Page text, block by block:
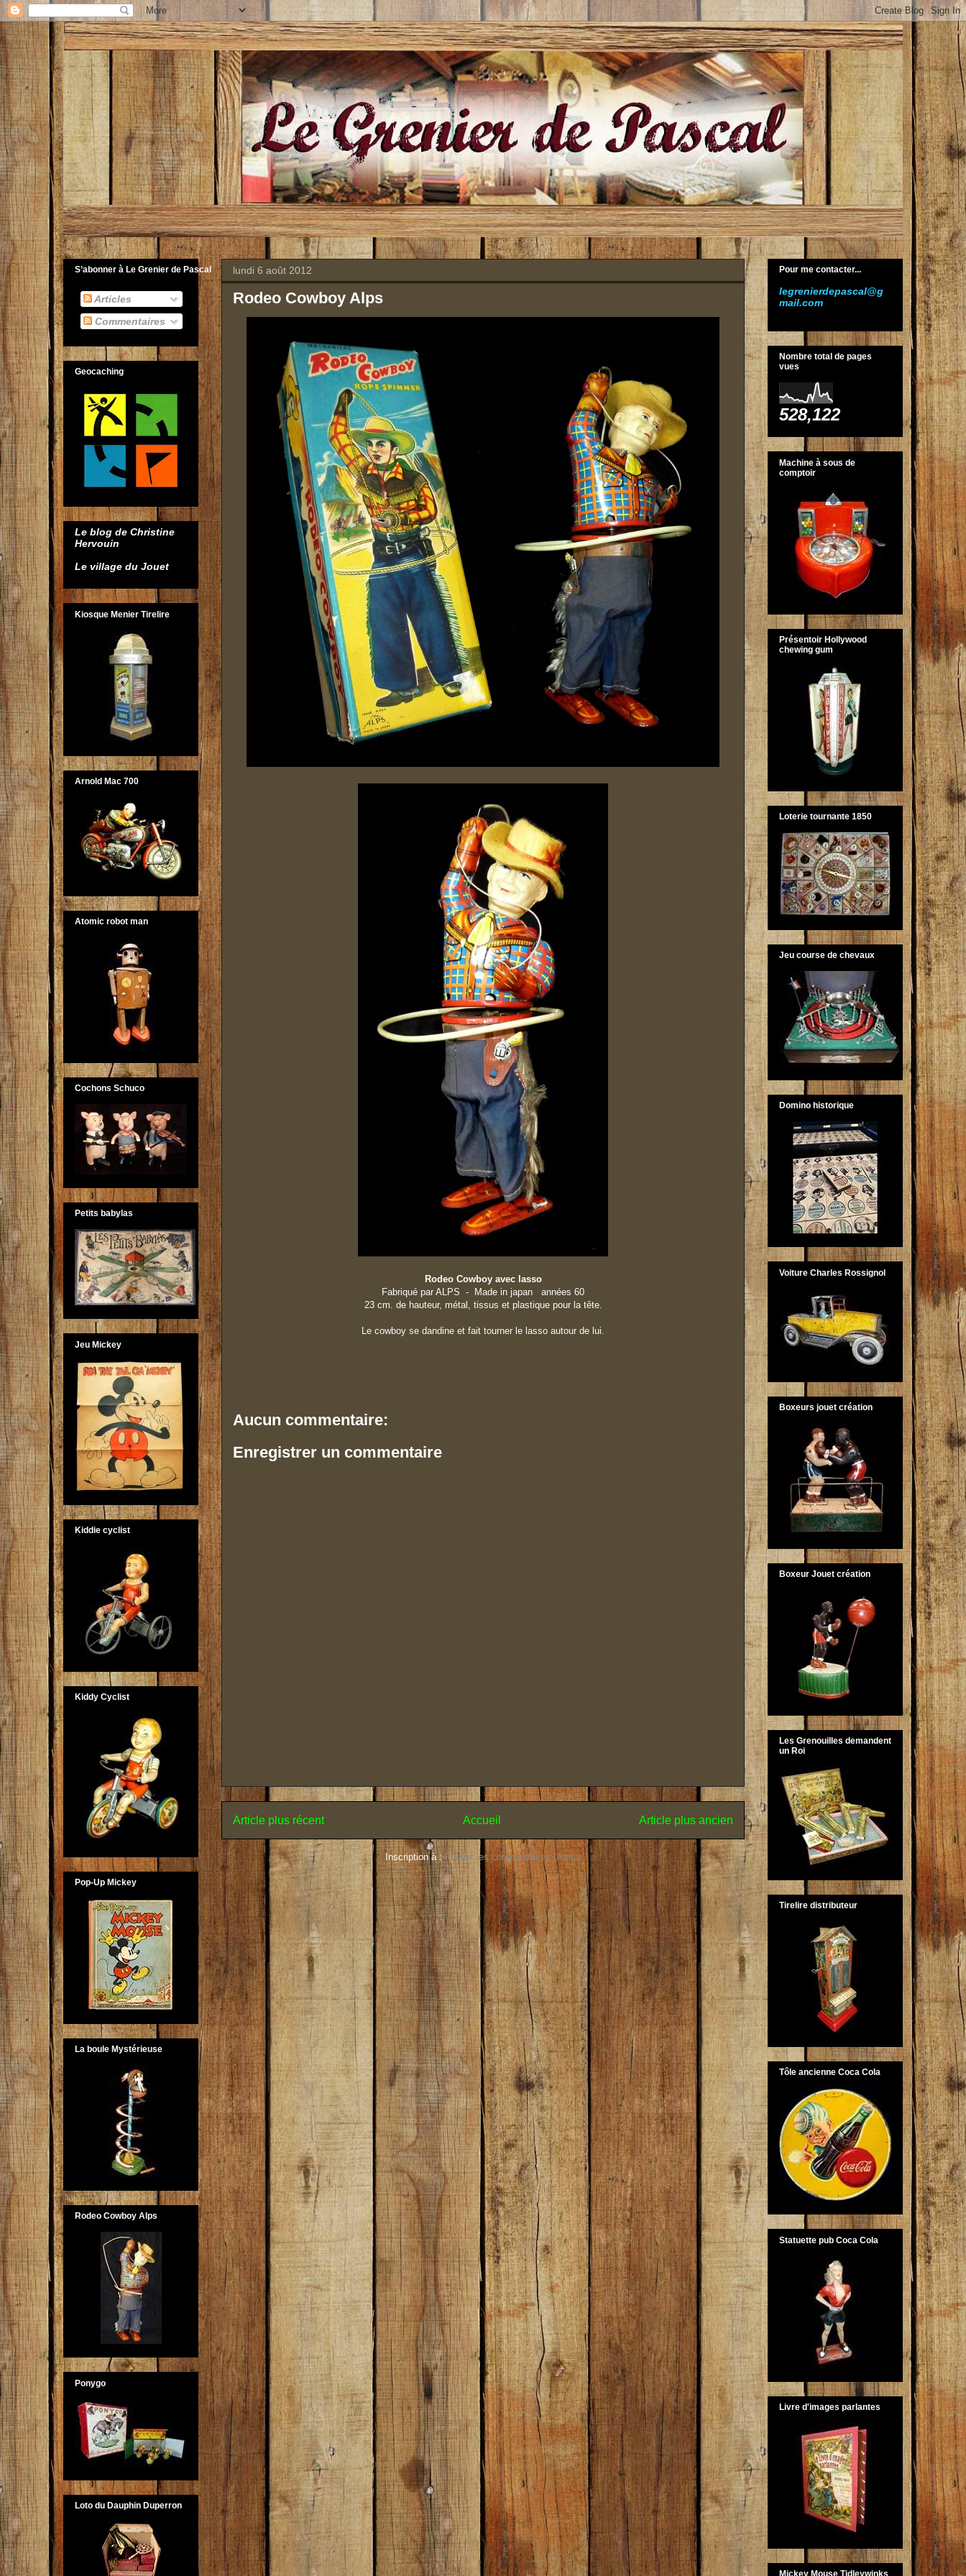
lundi 6 août 2012
Rodeo Cowboy Alps
Rodeo Cowboy avec lasso
Fabriqué par ALPS - Made in japan années 60
23 cm. de hauteur, métal, tissus et plastique pour la tête.
Le cowboy se dandine et fait tourner le lasso autour de lui.
Aucun commentaire:
Enregistrer un commentaire
Article plus récent Article plus ancien
Accueil
Inscription à : Publier les commentaires (Atom)
S’abonner à Le Grenier de Pascal
Articles
Commentaires
Geocaching
Le blog de Christine
Hervouin
Le village du Jouet
Kiosque Menier Tirelire
Arnold Mac 700
Atomic robot man
Cochons Schuco
Petits babylas
Jeu Mickey
Kiddie cyclist
Kiddy Cyclist
Pop-Up Mickey
La boule Mystérieuse
Rodeo Cowboy Alps
Ponygo
Loto du Dauphin Duperron
Pour me contacter...
legrenierdepascal@g
mail.com
Nombre total de pages
vues
528,122
Machine à sous de
comptoir
Présentoir Hollywood
chewing gum
Loterie tournante 1850
Jeu course de chevaux
Domino historique
Voiture Charles Rossignol
Boxeurs jouet création
Boxeur Jouet création
Les Grenouilles demandent
un Roi
Tirelire distributeur
Tôle ancienne Coca Cola
Statuette pub Coca Cola
Livre d'images parlantes
Mickey Mouse Tidleywinks